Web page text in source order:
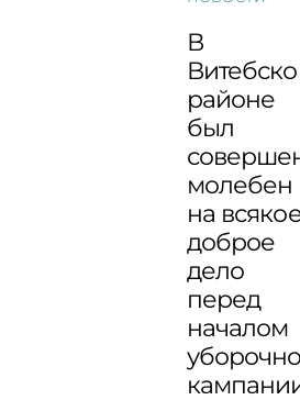
В
районе
был
молебен
на
доброе
дело
перед
началом